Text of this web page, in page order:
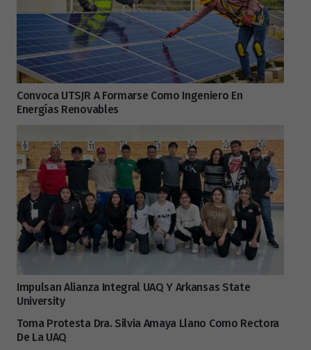
Convoca UTSJR A Formarse Como Ingeniero En
Energías Renovables
Impulsan Alianza Integral UAQ Y Arkansas State
University
Toma Protesta Dra. Silvia Amaya Llano Como Rectora
De La UAQ